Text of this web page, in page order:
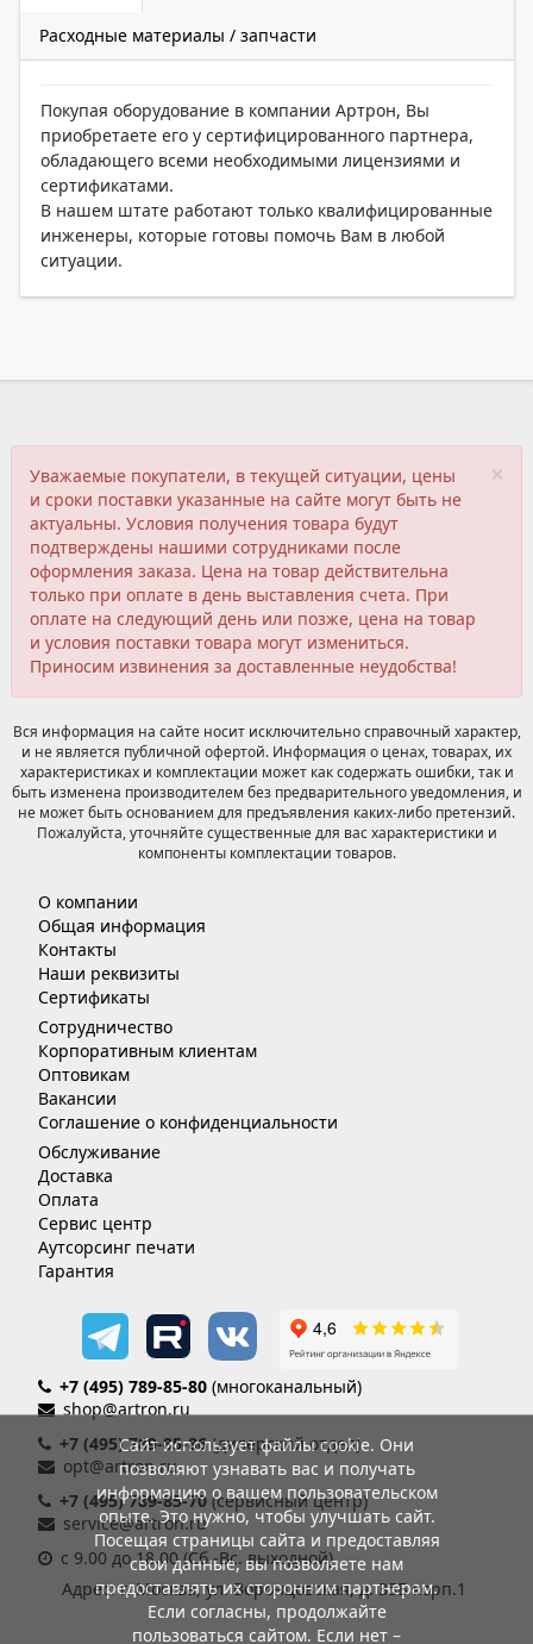
Расходные материалы / запчасти
Покупая оборудование в компании Артрон, Вы
приобретаете его у сертифицированного партнера,
обладающего всеми необходимыми лицензиями и
сертификатами.
В нашем штате работают только квалифицированные
инженеры, которые готовы помочь Вам в любой
ситуации.
×
Уважаемые покупатели, в текущей ситуации, цены
и сроки поставки указанные на сайте могут быть не
актуальны. Условия получения товара будут
подтверждены нашими сотрудниками после
оформления заказа. Цена на товар действительна
только при оплате в день выставления счета. При
оплате на следующий день или позже, цена на товар
и условия поставки товара могут измениться.
Приносим извинения за доставленные неудобства!
Вся информация на сайте носит исключительно справочный характер,
и не является публичной офертой. Информация о ценах, товарах, их
характеристиках и комплектации может как содержать ошибки, так и
быть изменена производителем без предварительного уведомления, и
не может быть основанием для предъявления каких-либо претензий.
Пожалуйста, уточняйте существенные для вас характеристики и
компоненты комплектации товаров.
О компании
Общая информация
Контакты
Наши реквизиты
Сертификаты
Сотрудничество
Корпоративным клиентам
Оптовикам
Вакансии
Соглашение о конфиденциальности
Обслуживание
Доставка
Оплата
Сервис центр
Аутсорсинг печати
Гарантия
+7 (495) 789-85-80 (многоканальный)
shop@artron.ru
+7 (495) 789-85-86(дилерский отдел)
opt@artron.ru
+7 (495) 789-85-70 (сервисный центр)
service@artron.ru
с 9.00 до 18.00 (Сб.-Вс. выходной)
Адрес: г. Москва, ул. Воронцовская, д. 35Б корп.1
Сайт использует файлы cookie. Они
позволяют узнавать вас и получать
информацию о вашем пользовательском
опыте. Это нужно, чтобы улучшать сайт.
Посещая страницы сайта и предоставляя
свои данные, вы позволяете нам
предоставлять их сторонним партнерам.
Если согласны, продолжайте
пользоваться сайтом. Если нет –